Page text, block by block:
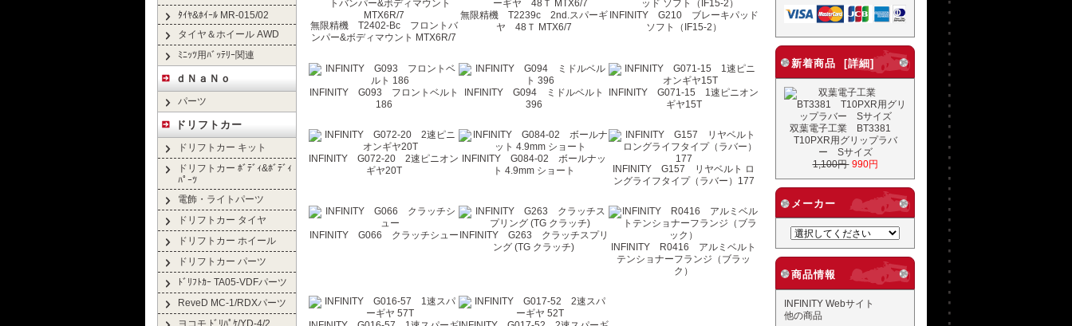
ﾀｲﾔ&ﾎｲｰﾙ MR-015/02
タイヤ＆ホイール AWD
ﾐﾆｯﾂ用ﾊﾞｯﾃﾘｰ関連
ｄＮａＮｏ
パーツ
ドリフトカー
ドリフトカー キット
ドリフトカー ﾎﾞﾃﾞｨ&ﾎﾞﾃﾞｨ
ﾊﾟｰﾂ
電飾・ライトパーツ
ドリフトカー タイヤ
ドリフトカー ホイール
ドリフトカー パーツ
ﾄﾞﾘﾌﾄｶｰ TA05-VDFパーツ
ReveD MC-1/RDXパーツ
ヨコモ ﾄﾞﾘﾊﾟｹ/YD-4/2
無限精機 T2402-Bc フロントバ
ンパー&ボディマウント MTX6R/7
無限精機 T2239c 2nd.スパーギ
ヤ 48Ｔ MTX6/7
INFINITY G210 ブレーキパッド
ソフト（IF15-2）
INFINITY G093 フロントベルト
186
INFINITY G094 ミドルベルト
396
INFINITY G071-15 1速ピニオン
ギヤ15T
INFINITY G072-20 2速ピニオン
ギヤ20T
INFINITY G084-02 ボールナッ
ト 4.9mm ショート
INFINITY G157 リヤベルト ロ
ングライフタイプ（ラバー）177
INFINITY G066 クラッチシュー INFINITY G263 クラッチスプリ
ング (TG クラッチ)
INFINITY R0416 アルミベルト
テンショナーフランジ（ブラッ
ク）
新着商品 [詳細]
双葉電子工業 BT3381
T10PXR用グリップラバ
ー Sサイズ
1,100円 990円
メーカー
商品情報
INFINITY Webサイト
他の商品